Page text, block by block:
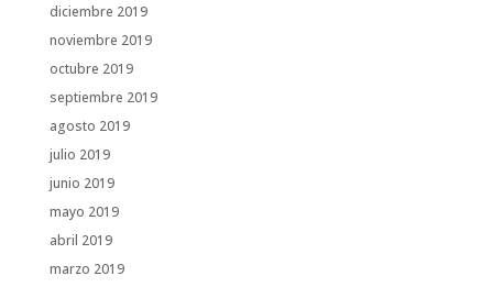
diciembre 2019
noviembre 2019
octubre 2019
septiembre 2019
agosto 2019
julio 2019
junio 2019
mayo 2019
abril 2019
marzo 2019